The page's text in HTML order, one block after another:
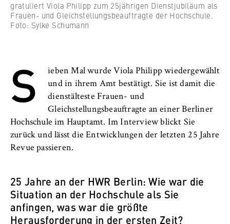
gratuliert Viola Philipp zum 25jährigen Dienstjubiläum als
Frauen- und Gleichstellungsbeauftragte der Hochschule.
Foto: Sylke Schumann
S
ieben Mal wurde Viola Philipp wiedergewählt
und in ihrem Amt bestätigt. Sie ist damit die
dienstälteste Frauen- und
Gleichstellungsbeauftragte an einer Berliner
Hochschule im Hauptamt. Im Interview blickt Sie
zurück und lässt die Entwicklungen der letzten 25 Jahre
Revue passieren.
25 Jahre an der HWR Berlin: Wie war die
Situation an der Hochschule als Sie
anfingen, was war die größte
Herausforderung in der ersten Zeit?
Anbieter:
Betreiber dieser Website
Benutzers für Cookies auf der aktuellen
Domäne. Dadurch wird verhindert, dass das
Cookie-Banner bei jedem erneuten Aufruf
der Website wiederholt angezeigt wird.
Cookie Laufzeit:
1 Jahr
Name:
fe_typo_user